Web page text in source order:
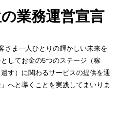
業務運営宣言
さま一人ひとりの輝かしい未来を
してお金の5つのステージ（稼
す）に関わるサービスの提供を通
へと導くことを実践してまいりま